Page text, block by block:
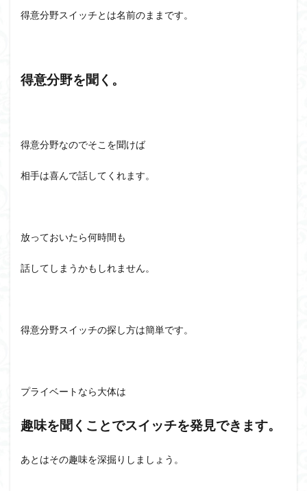
得意分野スイッチとは名前のままです。
得意分野を聞く。
得意分野なのでそこを聞けば
相手は喜んで話してくれます。
放っておいたら何時間も
話してしまうかもしれません。
得意分野スイッチの探し方は簡単です。
プライベートなら大体は
趣味を聞くことでスイッチを発見できます。
あとはその趣味を深掘りしましょう。